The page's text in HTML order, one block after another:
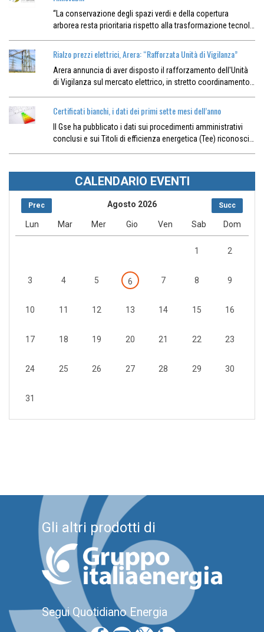
“La conservazione degli spazi verdi e della copertura
arborea resta prioritaria rispetto alla trasformazione tecnol…
Rialzo prezzi elettrici, Arera: “Rafforzata Unità di Vigilanza”
Arera annuncia di aver disposto il rafforzamento dell'Unità
di Vigilanza sul mercato elettrico, in stretto coordinamento…
Certificati bianchi, i dati dei primi sette mesi dell’anno
Il Gse ha pubblicato i dati sui procedimenti amministrativi
conclusi e sui Titoli di efficienza energetica (Tee) riconosci…
CALENDARIO EVENTI
Prec Succ
Agosto 2026
Lun Mar Mer Gio Ven Sab Dom
1 2
3 4 5 6 7 8 9
10 11 12 13 14 15 16
17 18 19 20 21 22 23
24 25 26 27 28 29 30
31
Gli altri prodotti di
Segui Quotidiano Energia